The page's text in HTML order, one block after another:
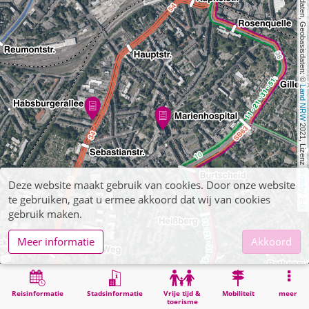
, Kartendaten, Geobasisdaten: ©
Land NRW
2021, Lizenz
dl-de/by-2-0
Reisinformatie Stadsinformatie
Vrije tijd &
toerisme
Mobiliteit meer
Deze website maakt gebruik van cookies. Door onze website
te gebruiken, gaat u ermee akkoord dat wij van cookies
gebruik maken.
Meer informatie
Akkoord